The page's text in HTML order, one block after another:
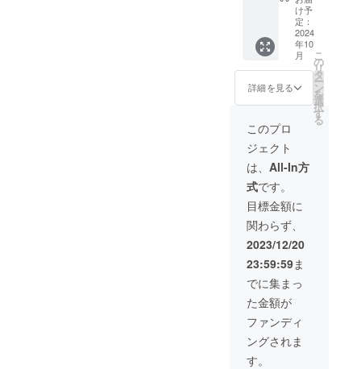
す、適
切な肥
料や農
薬を使
用、残
留農
薬、糖
度検査
をクリ
アしな
ければ
なりま
せん、
それゆ
えに品
質と味
には自
信があ
りま
す。 #
品種の
特徴：
安納芋
【紅】
です、
個人的
に一番
美味し
ご了承
くださ
い。 感
謝の気
持ちを
で送り
ます、
飼って
いる幸
運の
ハート
柄の猫
ちゃん
の写真
付き
（支援
者一人
ずつに
違う写
真を送
りま
す）
「実際
にお届
けする
納芋農
家が減
り、地
元で運
営して
ランド
推進本
ンバー
が減っ
たので
僕に声
が掛か
りブラ
ンド推
進本部
に加入
しまし
た！ブ
ランド
推進本
部では
主にふ
るさと
納税の
返礼品
なった
ら）が
出たら
食べご
ろで
味期
限：到
着後1週
間程度
こちら
の商品
は去年
害を受
けた畑
の中で
少しだ
け生き
残って
いた樹
から収
穫出来
る予定
のバナ
ナで
す、収
ます。
5kg箱
×2箱で
発送致
しま
す。 #
味：収
熟する
月間
じっく
り寝か
したの
で焼く
だけで
スイー
ツのよ
さと
なって
おりま
す。 #
栽培・
生産の
こだわ
あるの
でその
分の補
填とし
て予め
1kg程
(20kg+
容量
21kg)多
めに入
れさせ
て頂き
ます、
ご了承
の上ご
購入お
願い致
しま
す。 #
味：収
穫して
から完
熟する
まで1ヵ
月間
ナー
権、＆
幸運の
猫ちゃ
んの写
真付き
お礼の
メール
オー
ナー期
間:2023
年10月
～2024
年10
月 1年
以内に
収穫出
来る樹
をオー
ナーの
樹とし
て設定
いたし
ます。
樹の前
にオー
ナー様
け予
定：
2024
年10
月
詳細を見る
こ
の
リ
タ
ー
ン
を
選
択
す
る
このプロ
ジェクト
は、 All-In方
式です。
目標金額に
関わらず、
2023/12/20
23:59:59ま
でに集まっ
た金額が
ファンディ
ングされま
す。